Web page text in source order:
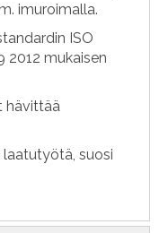
imuroimalla.
ISO
2012 mukaisen
hävittää
suosi